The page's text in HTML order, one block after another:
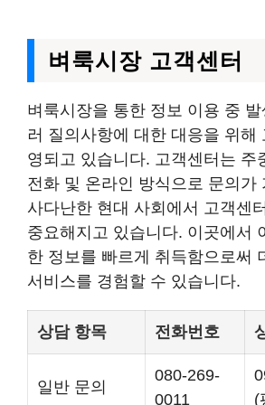
벼룩시장 고객센터
벼룩시장을 통한 정보 이용 중 발
러 질의사항에 대한 대응을 위해
영되고 있습니다. 고객센터는 주
전화 및 온라인 방식으로 문의가
사다난한 현대 사회에서 고객센
중요해지고 있습니다. 이곳에서
한 정보를 빠르게 취득함으로써
서비스를 경험할 수 있습니다.
상담 항목 전화번호
일반 문의
080-269-
0011
(